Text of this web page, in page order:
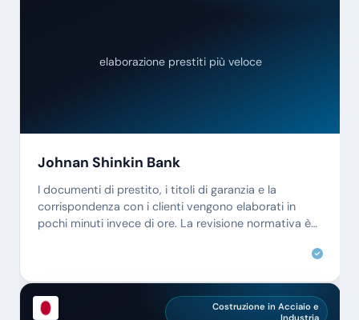
elaborazione prestiti più veloce
Johnan Shinkin Bank
I documenti di prestito, i titoli di garanzia e la
corrispondenza con i clienti vengono elaborati in
pochi minuti invece di ore. La revisione normativa è
Costruzione in Acciaio e
Industria